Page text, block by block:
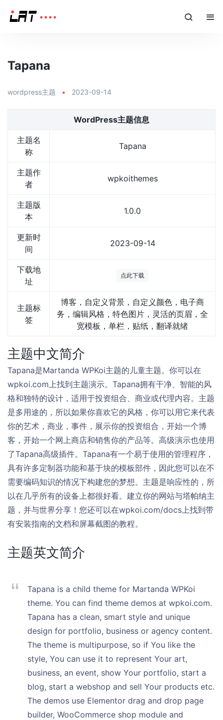
Tapana
wordpress主题 • 2023-09-14
WordPress主题信息
主题名
称
Tapana
主题作
者
wpkoithemes
主题版
本
1.0.0
更新时
间
2023-09-14
下载地
址
点此下载
主题标
签
博客，自定义背景，自定义颜色，电子商
务，编辑风格，特色图片，灵活的页眉，全
宽模板，单栏，贴纸，翻译就绪
主题中文简介
Tapana是Martanda WPKoi主题的儿童主题。你可以在
wpkoi.com上找到主题演示。Tapana拥有干净、智能的风
格和独特的设计，适用于投资组合、商业或代理内容。主题
是多用途的，所以如果你喜欢它的风格，你可以用它来代表
你的艺术，商业，事件，展示你的投资组合，开始一个博
客，开始一个网上商店和销售你的产品等。高级演示也使用
了Tapana高级插件。Tapana有一个易于使用的管理程序，
具有许多定制器功能和基于块的模板部件，因此您可以在不
需要编码知识的情况下构建您的梦想。主题是响应性的，所
以在几乎所有的设备上都很好看。建立你的网站与塔帕纳主
题，并与世界分享！您还可以在wpkoi.com/docs上找到带
有安装指南的文档和屏幕截图的教程。
主题英文简介
Tapana is a child theme for Martanda WPKoi
theme. You can find theme demos at wpkoi.com.
Tapana has a clean, smart style and unique
design for portfolio, business or agency content.
The theme is multipurpose, so if You like the
style, You can use it to represent Your art,
business, an event, show Your portfolio, start a
blog, start a webshop and sell Your products etc.
The demos use Elementor drag and drop page
builder, WooCommerce shop module and